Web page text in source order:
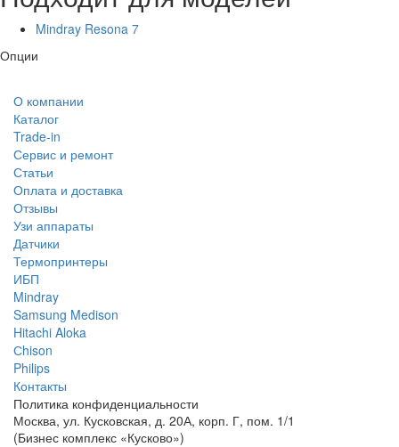
Mindray Resona 7
Опции
О компании
Каталог
Trade-in
Сервис и ремонт
Статьи
Оплата и доставка
Отзывы
Узи аппараты
Датчики
Термопринтеры
ИБП
Mindray
Samsung Medison
Hitachi Aloka
Сhison
Philips
Контакты
Политика конфиденциальности
Москва, ул. Кусковская, д. 20А, корп. Г, пом. 1/1
(Бизнес комплекс «Кусково»)